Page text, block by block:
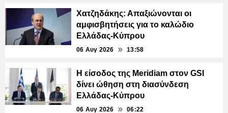
Χατζηδάκης: Απαξιώνονται οι
αμφισβητήσεις για το καλώδιο
Ελλάδας-Κύπρου
06 Αυγ 2026 13:58
Η είσοδος της Meridiam στον GSI
δίνει ώθηση στη διασύνδεση
Ελλάδας-Κύπρου
06 Αυγ 2026 06:22